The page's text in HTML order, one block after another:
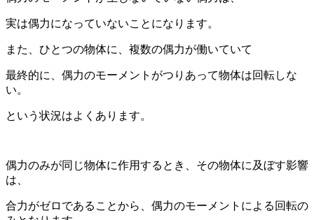
実は偶力になっていないことになります。
また、ひとつの物体に、複数の偶力が働いていて
最終的に、偶力のモーメントがつりあって物体は回転しな
い。
という状況はよくあります。
偶力のみが同じ物体に作用するとき、その物体に及ぼす影響
は、
合力がゼロであることから、偶力のモーメントによる回転の